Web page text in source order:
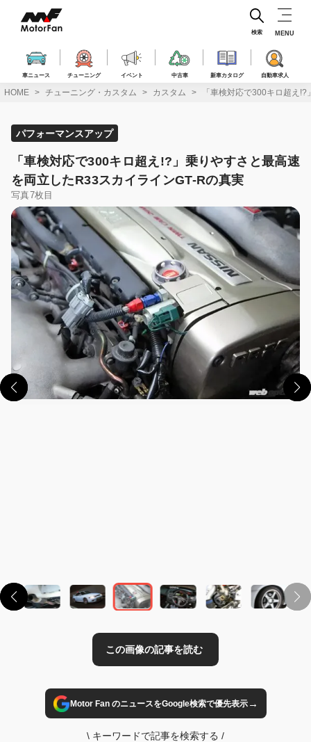
ス
車ニュース チューニング イベント 中古車 新車カタログ 自動車求人
検索 MENU
HOME チューニング・カスタム カスタム 「車検対応で300キロ超え
パフォーマンスアップ
「車検対応で300キロ超え!?」乗りやすさと最高速
を両立したR33スカイラインGT-Rの真実
写真7枚目
Motor Fan のニュースをGoogle検索で優先表示→
\ キーワードで記事を検索する /